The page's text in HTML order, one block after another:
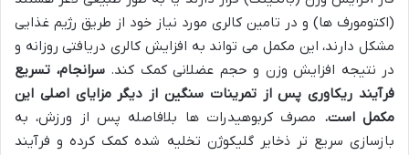
(اکتومورف ها) و در تامین کالری مورد نیاز خود از طریق رژیم غذایی
مشکل دارند، این مکمل می تواند به افزایش کالری دریافتی روزانه و
در نتیجه افزایش وزن و حجم عضلانی کمک کند.سرانجام، تسریع
فرآیند ریکاوری پس از تمرینات سنگین از دیگر مزایای اصلی این
مکمل است. مصرف کربوهیدرات ها بلافاصله پس از ورزش، به
بازسازی سریع تر ذخایر گلیکوژن تخلیه شده کمک کرده و فرآیند